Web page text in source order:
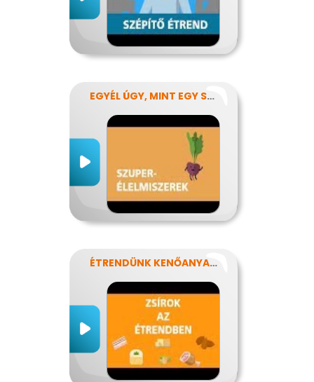
EGYÉL ÚGY, MINT EGY SZUPERHŐS!
ÉTRENDÜNK KENŐANYAGAI: A ZSÍROK